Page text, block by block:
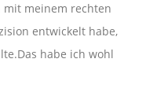
mit meinem rechten
entwickelt habe,
habe ich wohl